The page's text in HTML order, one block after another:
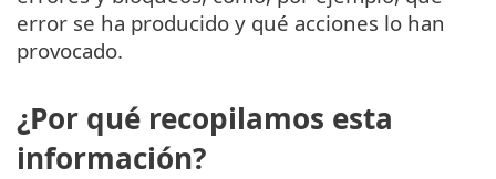
error se ha producido y qué acciones lo han
provocado.
¿Por qué recopilamos esta
información?